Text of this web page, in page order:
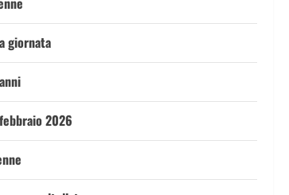
giornata
2026